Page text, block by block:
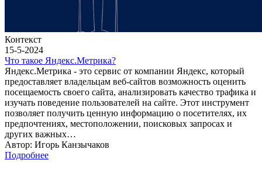
Контекст
15-5-2024
Что такое Яндекс.Метрика?
Яндекс.Метрика - это сервис от компании Яндекс, который
предоставляет владельцам веб-сайтов возможность оценить
посещаемость своего сайта, анализировать качество трафика и
изучать поведение пользователей на сайте. Этот инструмент
позволяет получить ценную информацию о посетителях, их
предпочтениях, местоположении, поисковых запросах и
других важных…
Автор: Игорь Канзычаков
Подробнее